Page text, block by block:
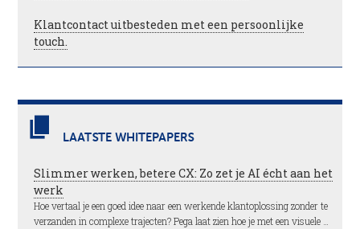
Klantcontact uitbesteden met een persoonlijke
touch.
LAATSTE WHITEPAPERS
Slimmer werken, betere CX: Zo zet je AI écht aan het
werk
Hoe vertaal je een goed idee naar een werkende klantoplossing zonder te
verzanden in complexe trajecten? Pega laat zien hoe je met een visuele …